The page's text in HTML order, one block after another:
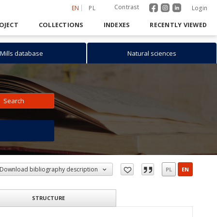
EN PL Contrast Login
COLLECTIONS INDEXES RECENTLY VIEWED
Mills database Natural sciences
Search
Download bibliography description PL EN
STRUCTURE